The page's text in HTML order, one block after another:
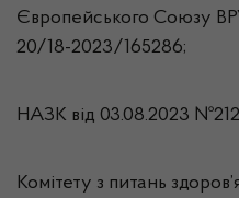
Європейського Союзу
20/18-2023/165286;
НАЗК від 03.08.2023
Комітету з питань